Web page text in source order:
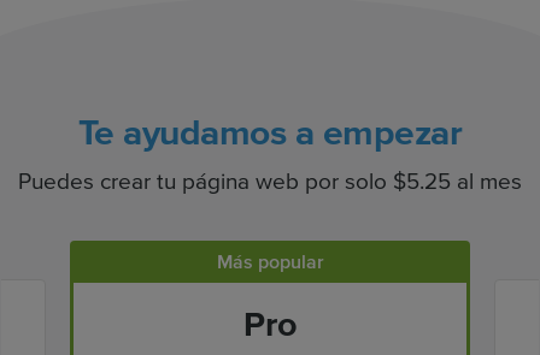
Te ayudamos a empezar
Puedes crear tu página web por solo $5.25 al mes
Más popular
Pro